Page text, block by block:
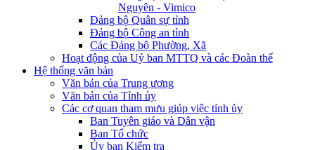
Nguyên - Vimico
Đảng bộ Quân sự tỉnh
Đảng bộ Công an tỉnh
Các Đảng bộ Phường, Xã
Hoạt động của Uỷ ban MTTQ và các Đoàn thể
Hệ thống văn bản
Văn bản của Trung ương
Văn bản của Tỉnh ủy
Các cơ quan tham mưu giúp việc tỉnh ủy
Ban Tuyên giáo và Dân vận
Ban Tổ chức
Ủy ban Kiểm tra